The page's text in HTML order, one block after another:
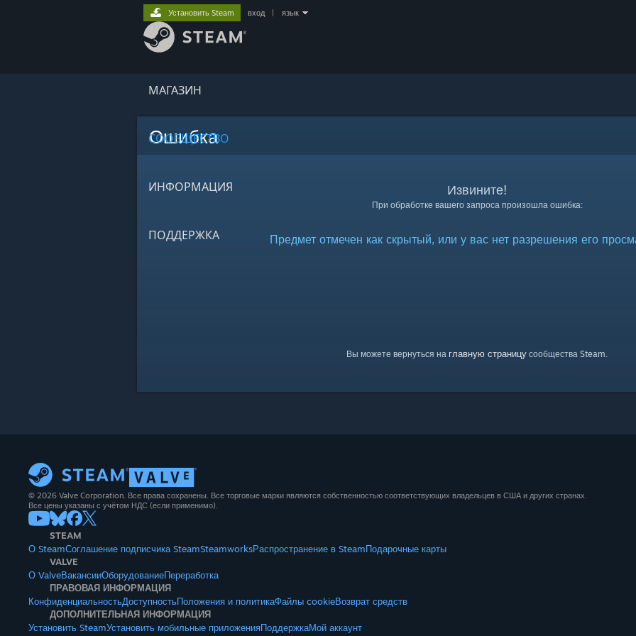
МАГАЗИН
СООБЩЕСТВО
ИНФОРМАЦИЯ
ПОДДЕРЖКА
Установить Steam вход язык
Ошибка
Извините!
При обработке вашего запроса произошла ошибка:
Предмет отмечен как скрытый, или у вас нет разрешения его
Вы можете вернуться на главную страницу сообщества Steam.
© 2026 Valve Corporation. Все права сохранены. Все торговые марки являются собственностью соответствующих владельцев в США и других странах.
Все цены указаны с учётом НДС (если применимо).
STEAM
О SteamСоглашение подписчика SteamSteamworksРаспространение в SteamПодарочные карты
VALVE
О ValveВакансииОборудованиеПереработка
ПРАВОВАЯ ИНФОРМАЦИЯ
КонфиденциальностьДоступностьПоложения и политикаФайлы cookieВозврат средств
ДОПОЛНИТЕЛЬНАЯ ИНФОРМАЦИЯ
Установить SteamУстановить мобильные приложенияПоддержкаМой аккаунт